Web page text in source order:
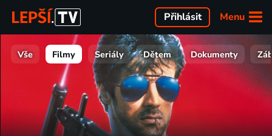
Menu
Přihlásit
Vše Filmy Seriály Dětem Dokumenty